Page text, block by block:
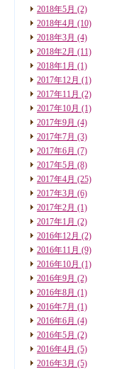
2018年5月 (2)
2018年4月 (10)
2018年3月 (4)
2018年2月 (11)
2018年1月 (1)
2017年12月 (1)
2017年11月 (2)
2017年10月 (1)
2017年9月 (4)
2017年7月 (3)
2017年6月 (7)
2017年5月 (8)
2017年4月 (25)
2017年3月 (6)
2017年2月 (1)
2017年1月 (2)
2016年12月 (2)
2016年11月 (9)
2016年10月 (1)
2016年9月 (2)
2016年8月 (1)
2016年7月 (1)
2016年6月 (4)
2016年5月 (2)
2016年4月 (5)
2016年3月 (5)